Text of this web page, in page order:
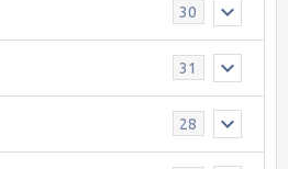
30
31
28